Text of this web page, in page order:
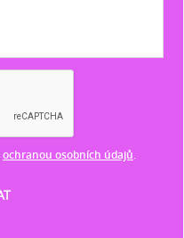
ochranou osobních údajů